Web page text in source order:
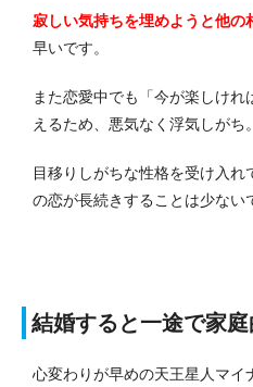
寂しい気持ちを埋めようと他の
早いです。
また恋愛中でも「今が楽しけ
えるため、悪気なく浮気しがち。
目移りしがちな性格を受け入
の恋が長続きすることは少ない
結婚すると一途で家庭
心変わりが早めの天王星人マイ